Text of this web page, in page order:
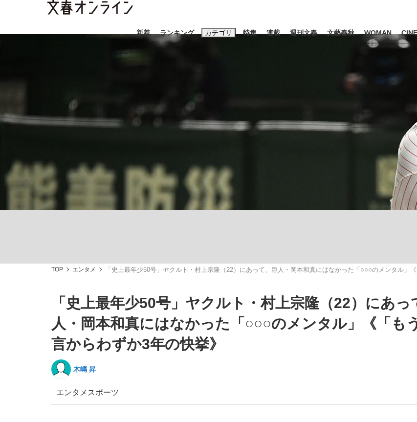
新着 ランキング カテゴリ
「90%は失敗する。でも…」本田圭佑が初めて明かした日本代表監督に... 「最悪の空気のま
「敗因分析は一切聞かれなかった」侍ジャパン選手が証言した“NPB聞... 「クマが悪者扱いさ
特集
終戦から81年 私の
キン
いまさら聞けない資産運用のすべて
連載 週刊文春 文藝春秋 WOMAN
おすすめのキーワードタグ一覧
#藤田晋 #三山凌輝 #高市早苗 #後藤真希 #森岡毅 #
TOP エンタメ 「史上最年少50号」ヤクルト・村上宗隆（22）にあって、巨人・岡本和真にはなかった「○○○のメンタル」
「史上最年少50号」ヤクルト・村上宗隆（22）にあっ
人・岡本和真にはなかった「○○○のメンタル」《「も
言からわずか3年の快挙》
木嶋 昇
エンタメ スポーツ